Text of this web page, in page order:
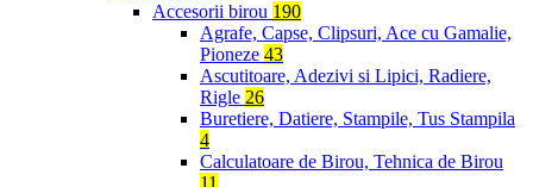
Accesorii birou 190
Agrafe, Capse, Clipsuri, Ace cu Gamalie,
Pioneze 43
Ascutitoare, Adezivi si Lipici, Radiere,
Rigle 26
Buretiere, Datiere, Stampile, Tus Stampila
4
Calculatoare de Birou, Tehnica de Birou